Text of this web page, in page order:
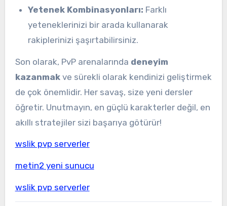
Yetenek Kombinasyonları: Farklı
yeteneklerinizi bir arada kullanarak
rakiplerinizi şaşırtabilirsiniz.
Son olarak, PvP arenalarında deneyim
kazanmakve sürekli olarak kendinizi geliştirmek
de çok önemlidir. Her savaş, size yeni dersler
öğretir. Unutmayın, en güçlü karakterler değil, en
akıllı stratejiler sizi başarıya götürür!
wslik pvp serverler
metin2 yeni sunucu
wslik pvp serverler